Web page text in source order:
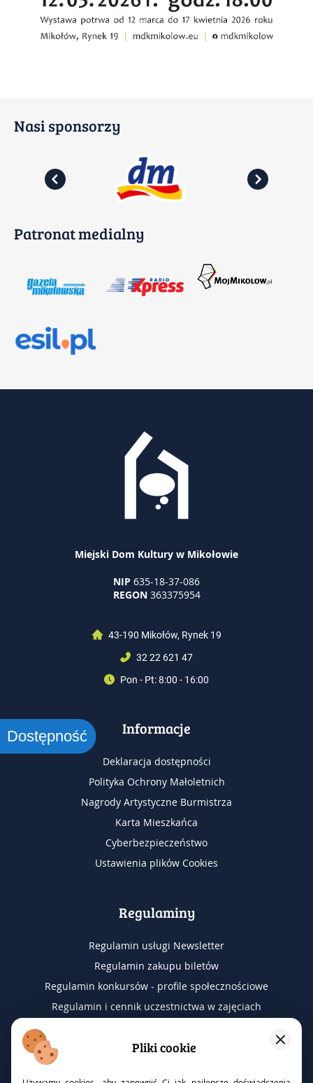
Dostępność
Nasi sponsorzy
Patronat medialny
Miejski Dom Kultury w Mikołowie
NIP 635-18-37-086
REGON363375954
43-190 Mikołów, Rynek 19
32 22 621 47
Pon - Pt: 8:00 - 16:00
Informacje
Deklaracja dostępności
Polityka Ochrony Małoletnich
Nagrody Artystyczne Burmistrza
Karta Mieszkańca
Cyberbezpieczeństwo
Ustawienia plików Cookies
Regulaminy
Regulamin usługi Newsletter
Regulamin zakupu biletów
Regulamin konkursów - profile społecznościowe
Regulamin i cennik uczestnictwa w zajęciach
RODO
Pliki cookie